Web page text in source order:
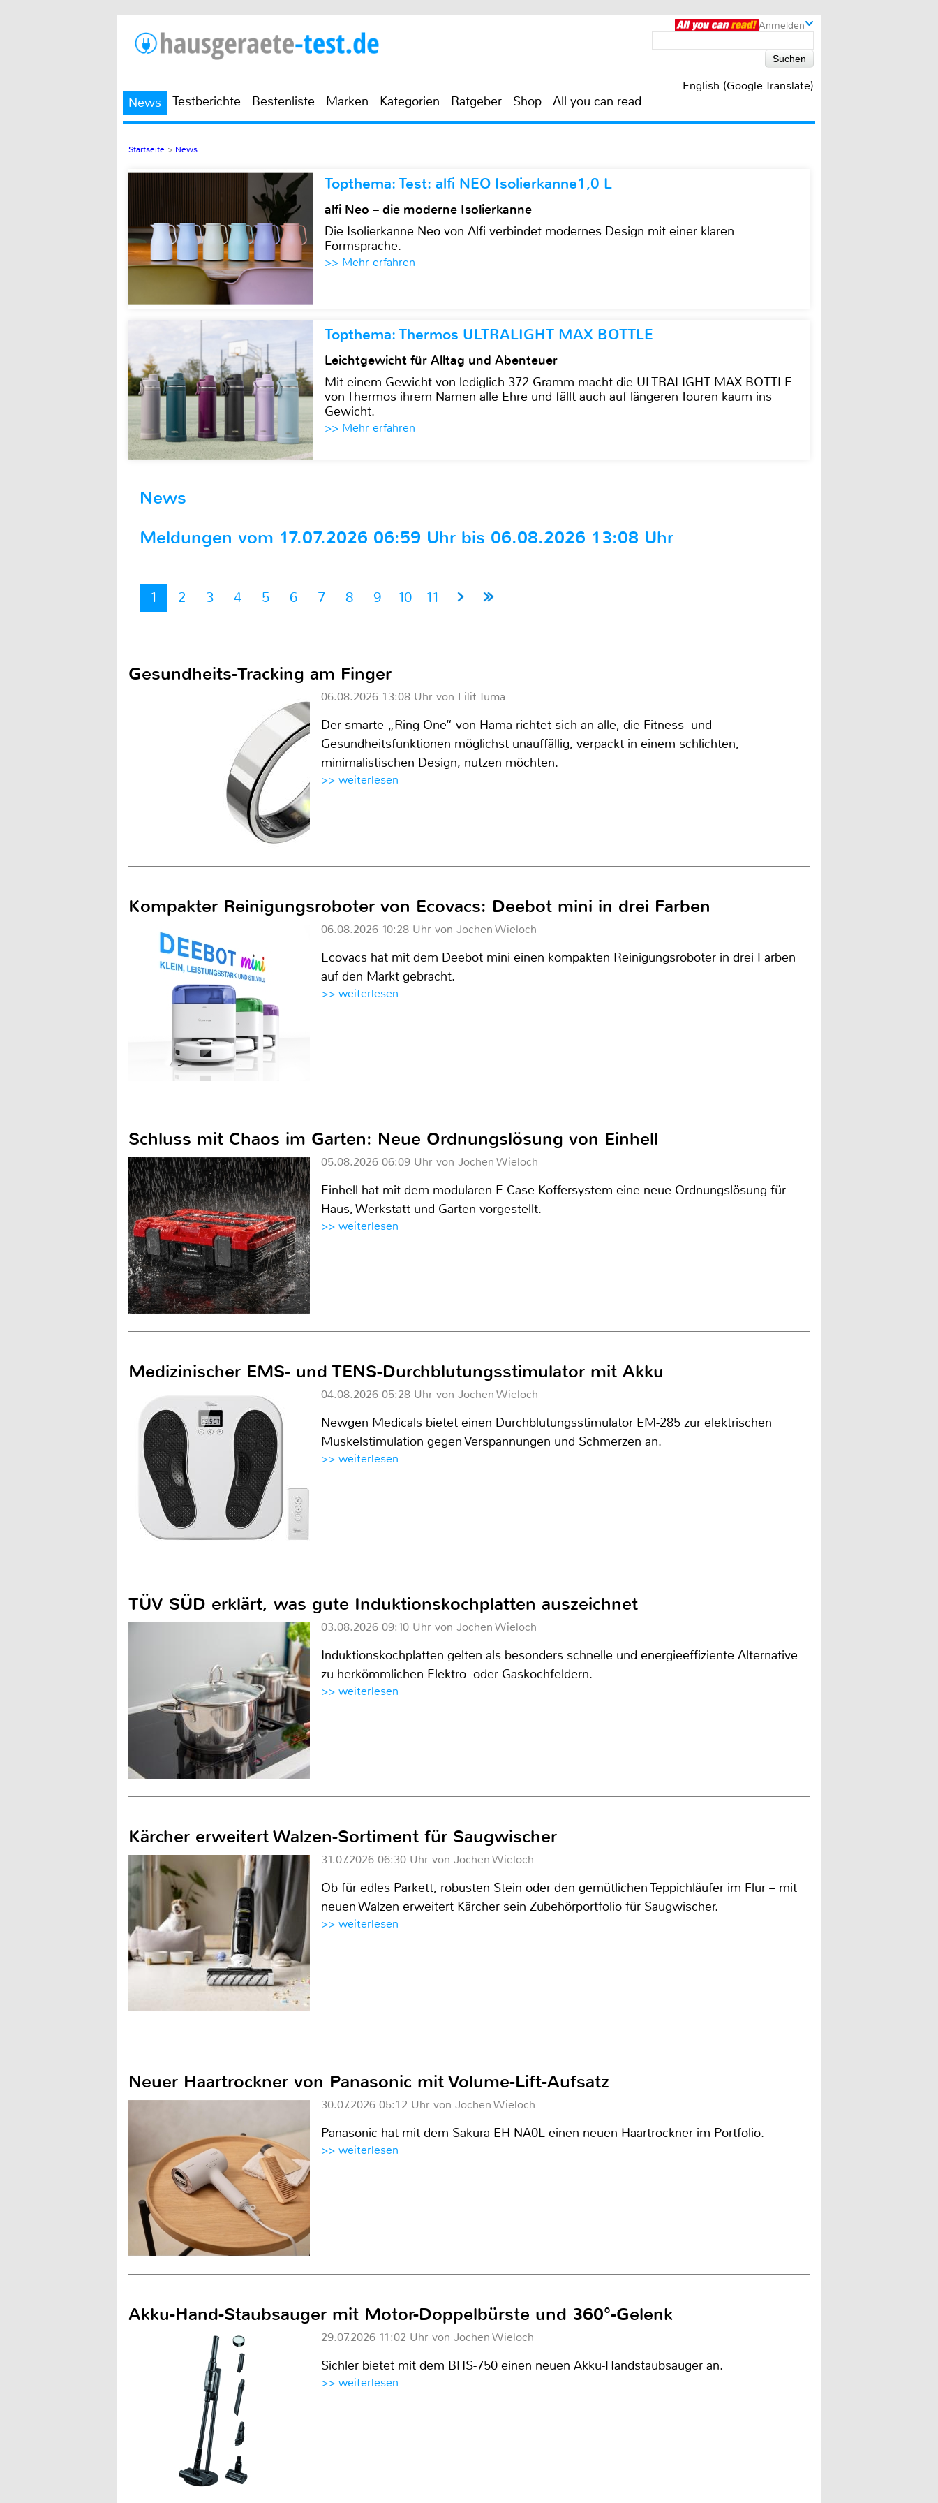
Anmelden
English (Google Translate)
News Testberichte Bestenliste Marken Kategorien Ratgeber Shop All you can read
Startseite > News
Topthema: Test: alfi NEO Isolierkanne1,0 L
alfi Neo – die moderne Isolierkanne
Die Isolierkanne Neo von Alfi verbindet modernes Design mit einer klaren
Formsprache.
>> Mehr erfahren
Topthema: Thermos ULTRALIGHT MAX BOTTLE
Leichtgewicht für Alltag und Abenteuer
Mit einem Gewicht von lediglich 372 Gramm macht die ULTRALIGHT MAX BOTTLE
von Thermos ihrem Namen alle Ehre und fällt auch auf längeren Touren kaum ins
Gewicht.
>> Mehr erfahren
News
Meldungen vom 17.07.2026 06:59 Uhr bis 06.08.2026 13:08 Uhr
1 2 3 4 5 6 7 8 9 10 11
Gesundheits-Tracking am Finger
06.08.2026 13:08 Uhr von Lilit Tuma
Der smarte „Ring One“ von Hama richtet sich an alle, die Fitness- und
Gesundheitsfunktionen möglichst unauffällig, verpackt in einem schlichten,
minimalistischen Design, nutzen möchten.
>> weiterlesen
Kompakter Reinigungsroboter von Ecovacs: Deebot mini in drei Farben
06.08.2026 10:28 Uhr von Jochen Wieloch
Ecovacs hat mit dem Deebot mini einen kompakten Reinigungsroboter in drei Farben
auf den Markt gebracht.
>> weiterlesen
Schluss mit Chaos im Garten: Neue Ordnungslösung von Einhell
05.08.2026 06:09 Uhr von Jochen Wieloch
Einhell hat mit dem modularen E-Case Koffersystem eine neue Ordnungslösung für
Haus, Werkstatt und Garten vorgestellt.
>> weiterlesen
Medizinischer EMS- und TENS-Durchblutungsstimulator mit Akku
04.08.2026 05:28 Uhr von Jochen Wieloch
Newgen Medicals bietet einen Durchblutungsstimulator EM-285 zur elektrischen
Muskelstimulation gegen Verspannungen und Schmerzen an.
>> weiterlesen
TÜV SÜD erklärt, was gute Induktionskochplatten auszeichnet
03.08.2026 09:10 Uhr von Jochen Wieloch
Induktionskochplatten gelten als besonders schnelle und energieeffiziente Alternative
zu herkömmlichen Elektro- oder Gaskochfeldern.
>> weiterlesen
Kärcher erweitert Walzen-Sortiment für Saugwischer
31.07.2026 06:30 Uhr von Jochen Wieloch
Ob für edles Parkett, robusten Stein oder den gemütlichen Teppichläufer im Flur – mit
neuen Walzen erweitert Kärcher sein Zubehörportfolio für Saugwischer.
>> weiterlesen
Neuer Haartrockner von Panasonic mit Volume-Lift-Aufsatz
30.07.2026 05:12 Uhr von Jochen Wieloch
Panasonic hat mit dem Sakura EH-NA0L einen neuen Haartrockner im Portfolio.
>> weiterlesen
Akku-Hand-Staubsauger mit Motor-Doppelbürste und 360°-Gelenk
29.07.2026 11:02 Uhr von Jochen Wieloch
Sichler bietet mit dem BHS-750 einen neuen Akku-Handstaubsauger an.
>> weiterlesen